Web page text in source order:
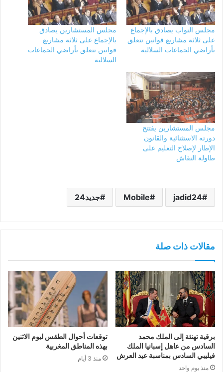
مجلس النواب يصادق بالإجماع
على ثلاثة مشاريع قوانين تتعلق
بأراضي الجماعات السلالية
مجلس المستشارين يصادق
بالإجماع على ثلاثة مشاريع
قوانين تتعلق بأراضي الجماعات
السلالية
مجلس المستشارين يفتتح
دورته الاستثنائية والقانون
الإطار لإصلاح التعليم على
طاولة النقاش
jadid24
Mobile جديد24
مقالات ذات صلة
برقية تهنئة إلى الملك محمد
السادس من عاهل إسبانيا الملك
فيليبي السادس بمناسبة عيد العرش
منذ يوم واحد
توقعات أحوال الطقس ليوم الاثنين
بهذه المناطق المغربية
منذ 3 أيام